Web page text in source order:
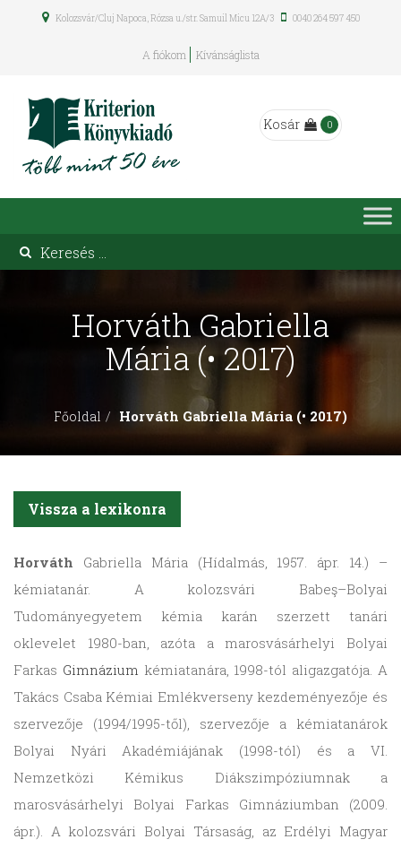
Kolozsvár/Cluj Napoca, Rózsa u./str. Samuil Micu 12A/3 0040 264 597 450
A fiókom Kívánságlista
Kosár 0
Horváth Gabriella
Mária (• 2017)
Főoldal Horváth Gabriella Mária (• 2017)
Vissza a lexikonra
Horváth Gabriella Mária (Hídalmás, 1957. ápr. 14.) –
kémiatanár. A kolozsvári Babeş–Bolyai
Tudományegyetem kémia karán szerzett tanári
oklevelet 1980-ban, azóta a marosvásárhelyi Bolyai
Farkas Gimnázium kémiatanára, 1998-tól aligazgatója. A
Takács Csaba Kémiai Emlékverseny kezdeményezője és
szervezője (1994/1995-től), szervezője a kémiatanárok
Bolyai Nyári Akadémiájának (1998-tól) és a VI.
Nemzetközi Kémikus Diákszimpóziumnak a
marosvásárhelyi Bolyai Farkas Gimnáziumban (2009.
ápr.). A kolozsvári Bolyai Társaság, az Erdélyi Magyar